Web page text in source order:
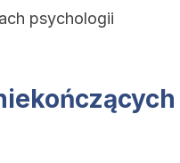
psychologii